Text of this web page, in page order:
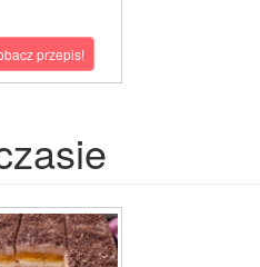
przepis!